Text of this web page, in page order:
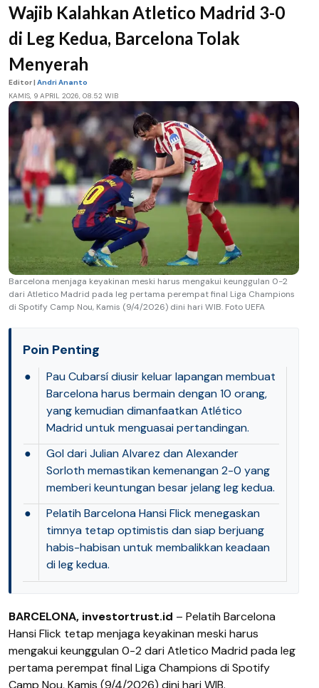
Wajib Kalahkan Atletico Madrid 3-0
di Leg Kedua, Barcelona Tolak
Menyerah
Editor | Andri Ananto
KAMIS, 9 APRIL 2026, 08.52 WIB
Barcelona menjaga keyakinan meski harus mengakui keunggulan 0-2
dari Atletico Madrid pada leg pertama perempat final Liga Champions
di Spotify Camp Nou, Kamis (9/4/2026) dini hari WIB. Foto UEFA
Poin Penting
●
Pau Cubarsí diusir keluar lapangan membuat
Barcelona harus bermain dengan 10 orang,
yang kemudian dimanfaatkan Atlético
Madrid untuk menguasai pertandingan.
●
Gol dari Julian Alvarez dan Alexander
Sorloth memastikan kemenangan 2-0 yang
memberi keuntungan besar jelang leg kedua.
●
Pelatih Barcelona Hansi Flick menegaskan
timnya tetap optimistis dan siap berjuang
habis-habisan untuk membalikkan keadaan
di leg kedua.
BARCELONA, investortrust.id – Pelatih Barcelona
Hansi Flick tetap menjaga keyakinan meski harus
mengakui keunggulan 0-2 dari Atletico Madrid pada leg
pertama perempat final Liga Champions di Spotify
Camp Nou, Kamis (9/4/2026) dini hari WIB.